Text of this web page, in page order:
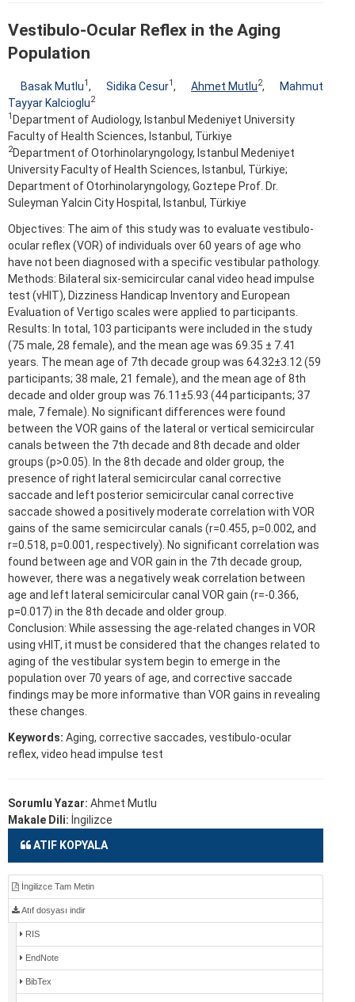
Vestibulo-Ocular Reflex in the Aging
Population
Basak Mutlu1 , Sidika Cesur1 , Ahmet Mutlu2,
Mahmut
Tayyar Kalcioglu2
1 Department of Audiology, Istanbul Medeniyet University
Faculty of Health Sciences, Istanbul, Türkiye
2Department of Otorhinolaryngology, Istanbul Medeniyet
University Faculty of Health Sciences, Istanbul, Türkiye;
Department of Otorhinolaryngology, Goztepe Prof. Dr.
Suleyman Yalcin City Hospital, Istanbul, Türkiye
Objectives: The aim of this study was to evaluate vestibulo-
ocular reflex (VOR) of individuals over 60 years of age who
have not been diagnosed with a specific vestibular pathology.
Methods: Bilateral six-semicircular canal video head impulse
test (vHIT), Dizziness Handicap Inventory and European
Evaluation of Vertigo scales were applied to participants.
Results: In total, 103 participants were included in the study
(75 male, 28 female), and the mean age was 69.35 ± 7.41
years. The mean age of 7th decade group was 64.32±3.12 (59
participants; 38 male, 21 female), and the mean age of 8th
decade and older group was 76.11±5.93 (44 participants; 37
male, 7 female). No significant differences were found
between the VOR gains of the lateral or vertical semicircular
canals between the 7th decade and 8th decade and older
groups (p>0.05). In the 8th decade and older group, the
presence of right lateral semicircular canal corrective
saccade and left posterior semicircular canal corrective
saccade showed a positively moderate correlation with VOR
gains of the same semicircular canals (r=0.455, p=0.002, and
r=0.518, p=0.001, respectively). No significant correlation was
found between age and VOR gain in the 7th decade group,
however, there was a negatively weak correlation between
age and left lateral semicircular canal VOR gain (r=-0.366,
p=0.017) in the 8th decade and older group.
Conclusion: While assessing the age-related changes in VOR
using vHIT, it must be considered that the changes related to
aging of the vestibular system begin to emerge in the
population over 70 years of age, and corrective saccade
findings may be more informative than VOR gains in revealing
these changes.
Keywords: Aging, corrective saccades, vestibulo-ocular
reflex, video head impulse test
Sorumlu Yazar: Ahmet Mutlu
Makale Dili: İngilizce
ATIF KOPYALA
İngilizce Tam Metin
Atıf dosyası indir
RIS
EndNote
BibTex